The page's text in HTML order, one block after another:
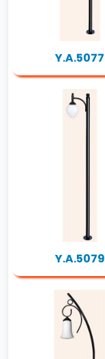
Y.A.5077
Y.A.5079